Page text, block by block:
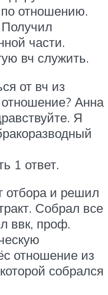
отношению.
части.
вч служить.
от вч из
Анна
Я
1 ответ.
отбора и решил
Собрал все
ввк, проф.
отношение из
собрался